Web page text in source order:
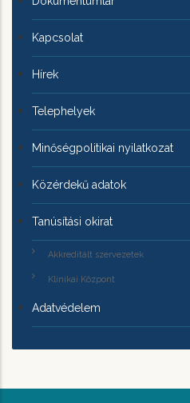
Kapcsolat
Hírek
Telephelyek
Minőségpolitikai nyilatkozat
Közérdekű adatok
Tanúsítási okirat
Akkreditált szervezetek
Klinikai Központ
Adatvédelem